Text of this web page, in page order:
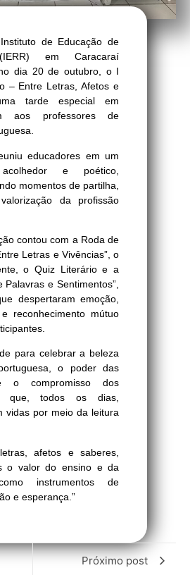
de Educação de
em Caracaraí
dia 20 de outubro, o I
– Entre Letras, Afetos e
tarde especial em
aos professores de
educadores em um
e poético,
momentos de partilha,
da profissão
contou com a Roda de
Letras e Vivências”, o
o Quiz Literário e a
Palavras e Sentimentos”,
despertaram emoção,
reconhecimento mútuo
para celebrar a beleza
o poder das
o compromisso dos
que, todos os dias,
vidas por meio da leitura
afetos e saberes,
o valor do ensino e da
instrumentos de
e esperança.”
Próximo post